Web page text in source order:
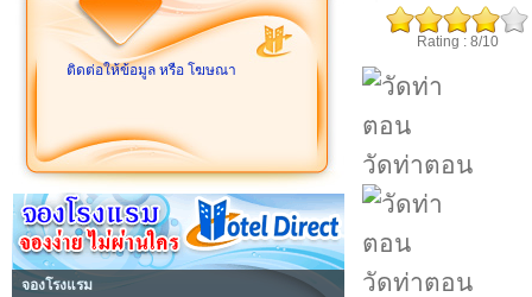
ติดต่อให้ข้อมูล หรือ โฆษณา
จองโรงแรม
Rating : 8/10
วัดท่าตอน
วัดท่าตอน